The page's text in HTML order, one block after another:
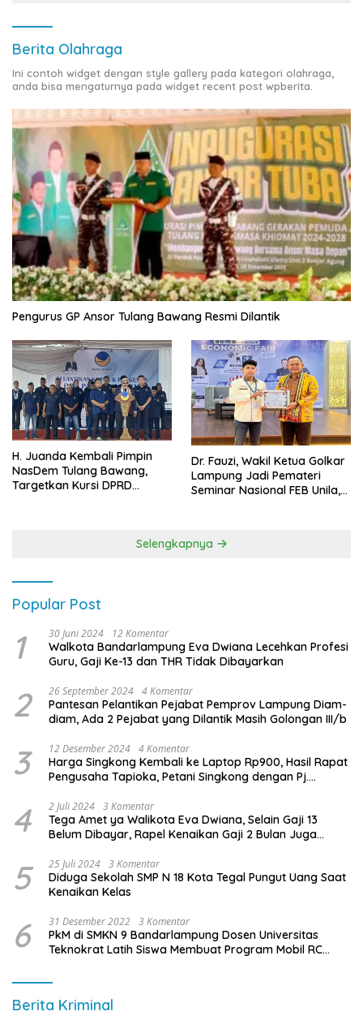
Berita Olahraga
Ini contoh widget dengan style gallery pada kategori olahraga,
anda bisa mengaturnya pada widget recent post wpberita.
Pengurus GP Ansor Tulang Bawang Resmi Dilantik
H. Juanda Kembali Pimpin
NasDem Tulang Bawang,
Targetkan Kursi DPRD
Dr. Fauzi, Wakil Ketua Golkar
Lampung Jadi Pemateri
Seminar Nasional FEB Unila,
Selengkapnya
Popular Post
1 30 Juni 2024 12 Komentar
Walkota Bandarlampung Eva Dwiana Lecehkan Profesi
Guru, Gaji Ke-13 dan THR Tidak Dibayarkan
2 26 September 2024 4 Komentar
Pantesan Pelantikan Pejabat Pemprov Lampung Diam-
diam, Ada 2 Pejabat yang Dilantik Masih Golongan III/b
3 12 Desember 2024 4 Komentar
Harga Singkong Kembali ke Laptop Rp900, Hasil Rapat
Pengusaha Tapioka, Petani Singkong dengan Pj.
4 2 Juli 2024 3 Komentar
Tega Amet ya Walikota Eva Dwiana, Selain Gaji 13
Belum Dibayar, Rapel Kenaikan Gaji 2 Bulan Juga
5 25 Juli 2024 3 Komentar
Diduga Sekolah SMP N 18 Kota Tegal Pungut Uang Saat
Kenaikan Kelas
6 31 Desember 2022 3 Komentar
PkM di SMKN 9 Bandarlampung Dosen Universitas
Teknokrat Latih Siswa Membuat Program Mobil RC
Berita Kriminal